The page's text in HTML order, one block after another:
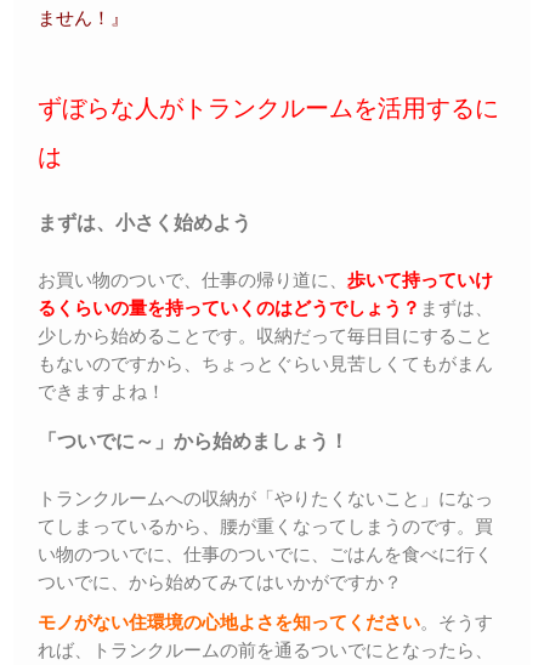
ません！』
ずぼらな人がトランクルームを活用するに
は
まずは、小さく始めよう
お買い物のついで、仕事の帰り道に、 歩いて持っていけ
るくらいの量を持っていくのはどうでしょう？ まずは、
少しから始めることです。収納だって毎日目にすること
もないのですから、ちょっとぐらい見苦しくてもがまん
できますよね！
「ついでに～」から始めましょう！
トランクルームへの収納が「やりたくないこと」になっ
てしまっているから、腰が重くなってしまうのです。買
い物のついでに、仕事のついでに、ごはんを食べに行く
ついでに、から始めてみてはいかがですか？
モノがない住環境の心地よさを知ってください。そうす
れば、トランクルームの前を通るついでにとなったら、